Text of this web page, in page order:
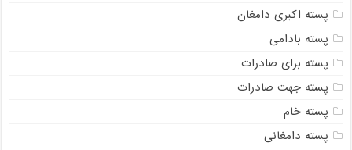
پسته اکبری دامغان
پسته بادامی
پسته برای صادرات
پسته جهت صادرات
پسته خام
پسته دامغانی